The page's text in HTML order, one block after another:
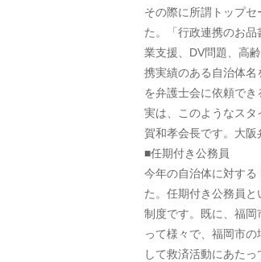
その際に所謂トップ
た。「行政連携のお
業支援、DV問題、高
携実績のある自治体
を弁護士会に依頼でき
実は、このようなス
賀和孝会長です。大阪
■任期付き公務員
今年の自治体に対す
た。任期付き公務員
制度です。既に、福
って様々で、福岡市
して救済活動にあたっ